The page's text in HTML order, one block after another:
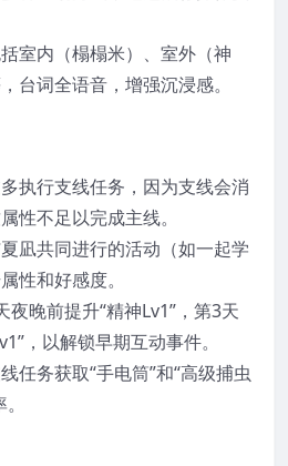
室内（榻榻米）、室外（神
台词全语音，增强沉浸感。
多执行支线任务，因为支线会消
性不足以完成主线。
夏凪共同进行的活动（如一起学
性和好感度。
夜晚前提升“精神Lv1”，第3天
，以解锁早期互动事件。
任务获取“手电筒”和“高级捕虫